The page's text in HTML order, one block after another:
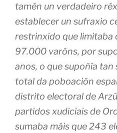
tamén un verdadeiro
establecer un sufraxio
restrinxido que limitaba
97.000 varóns, por
anos, o que supoñía
total da poboación
distrito electoral de
partidos xudiciais de
sumaba máis que 243